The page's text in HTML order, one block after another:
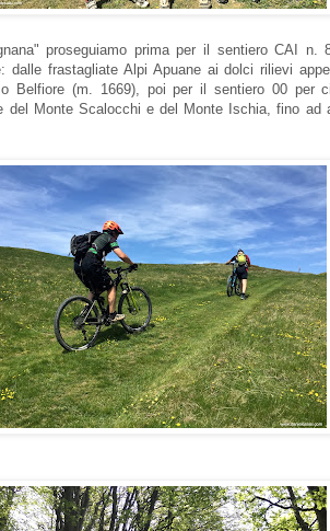
proseguiamo prima per il sentiero CAI n.
dalle frastagliate Alpi Apuane ai dolci rilievi
Belfiore (m. 1669), poi per il sentiero 00 per
del Monte Scalocchi e del Monte Ischia, fino ad